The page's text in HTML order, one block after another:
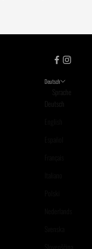
Deutsch
Sprache
Deutsch